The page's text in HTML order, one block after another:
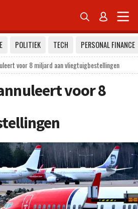
 
POLITIEK TECH
PERSONAL FINANCE
voor 8 miljard aan vliegtuigbestellingen
voor 8